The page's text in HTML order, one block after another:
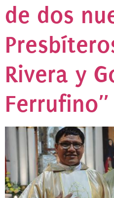
de dos
Rivera y
Ferrufino”